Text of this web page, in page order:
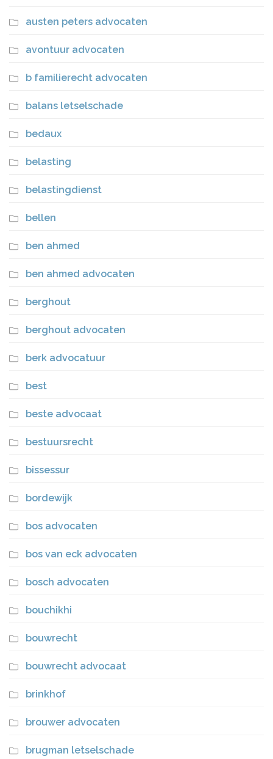
austen peters advocaten
avontuur advocaten
b familierecht advocaten
balans letselschade
bedaux
belasting
belastingdienst
bellen
ben ahmed
ben ahmed advocaten
berghout
berghout advocaten
berk advocatuur
best
beste advocaat
bestuursrecht
bissessur
bordewijk
bos advocaten
bos van eck advocaten
bosch advocaten
bouchikhi
bouwrecht
bouwrecht advocaat
brinkhof
brouwer advocaten
brugman letselschade